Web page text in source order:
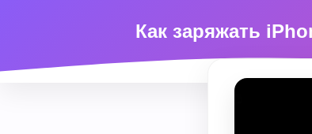
Как заряжать